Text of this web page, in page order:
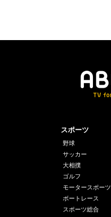
スポーツ
野球
サッカー
大相撲
ゴルフ
モータースポーツ
ボートレース
スポーツ総合